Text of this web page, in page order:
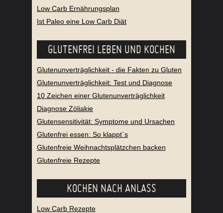
Low Carb Ernährungsplan
Ist Paleo eine Low Carb Diät
GLUTENFREI LEBEN UND KOCHEN
Glutenunverträglichkeit - die Fakten zu Gluten
Glutenunverträglichkeit: Test und Diagnose
10 Zeichen einer Glutenunverträglichkeit
Diagnose Zöliakie
Glutensensitivität: Symptome und Ursachen
Glutenfrei essen: So klappt`s
Glutenfreie Weihnachtsplätzchen backen
Glutenfreie Rezepte
KOCHEN NACH ANLASS
Low Carb Rezepte